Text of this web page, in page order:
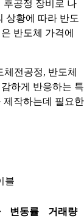
후공정 장비로 나
상황에 따라 반도
반도체 가격에
전공정, 반도체
하게 반응하는 특
제작하는데 필요한
블
변동률 거래량